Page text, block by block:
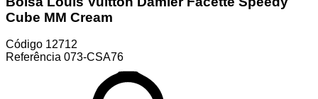
Cube MM Cream
Código 12712
Referência 073-CSA76